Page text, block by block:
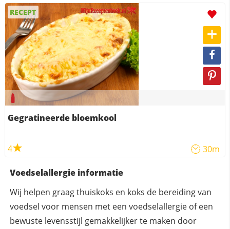
RECEPT
Gegratineerde bloemkool
4 30m
Voedselallergie informatie
Wij helpen graag thuiskoks en koks de bereiding van
voedsel voor mensen met een voedselallergie of een
bewuste levensstijl gemakkelijker te maken door